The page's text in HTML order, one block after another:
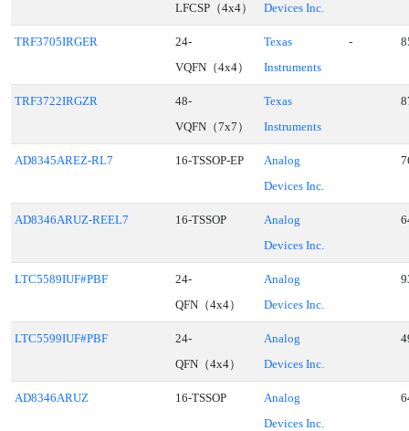
LFCSP（4x4）
Devices Inc.
TRF3705IRGER
24-
VQFN（4x4）
Texas
Instruments
-
TRF3722IRGZR
48-
VQFN（7x7）
Texas
Instruments
AD8345AREZ-RL7 16-TSSOP-EP
Analog
Devices Inc.
AD8346ARUZ-REEL7 16-TSSOP
Analog
Devices Inc.
LTC5589IUF#PBF
24-
QFN（4x4）
Analog
Devices Inc.
LTC5599IUF#PBF
24-
QFN（4x4）
Analog
Devices Inc.
AD8346ARUZ 16-TSSOP
Analog
Devices Inc.